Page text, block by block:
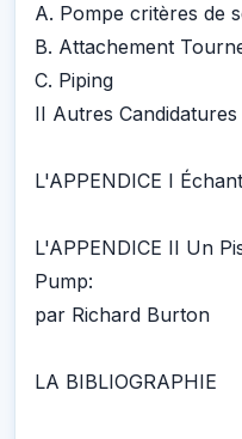
A. Pompe critères de
B. Attachement
C. Piping
II Autres Candidatures
L'APPENDICE I
L'APPENDICE II Un
Pump:
par Richard Burton
LA BIBLIOGRAPHIE